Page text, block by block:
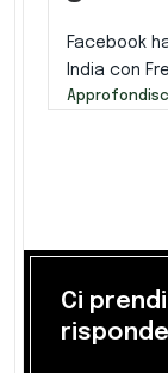
Facebook
India con
Ci